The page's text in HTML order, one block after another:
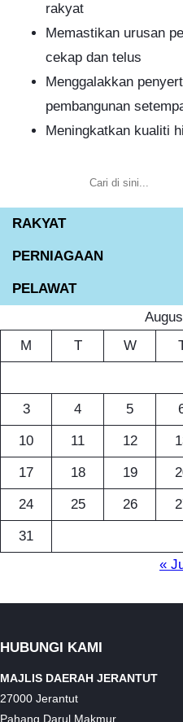
rakyat
Memastikan urusan
cekap dan telus
Menggalakkan
pembangunan
Meningkatkan kualiti
S
e
r
h
RAKYAT
PERNIAGAAN
PELAWAT
M
T W
3 4 5
10 11 12
17 18 19
24 25 26
31
«
HUBUNGI KAMI
MAJLIS DAERAH JERANTUT
27000 Jerantut
Pahang Darul Makmur